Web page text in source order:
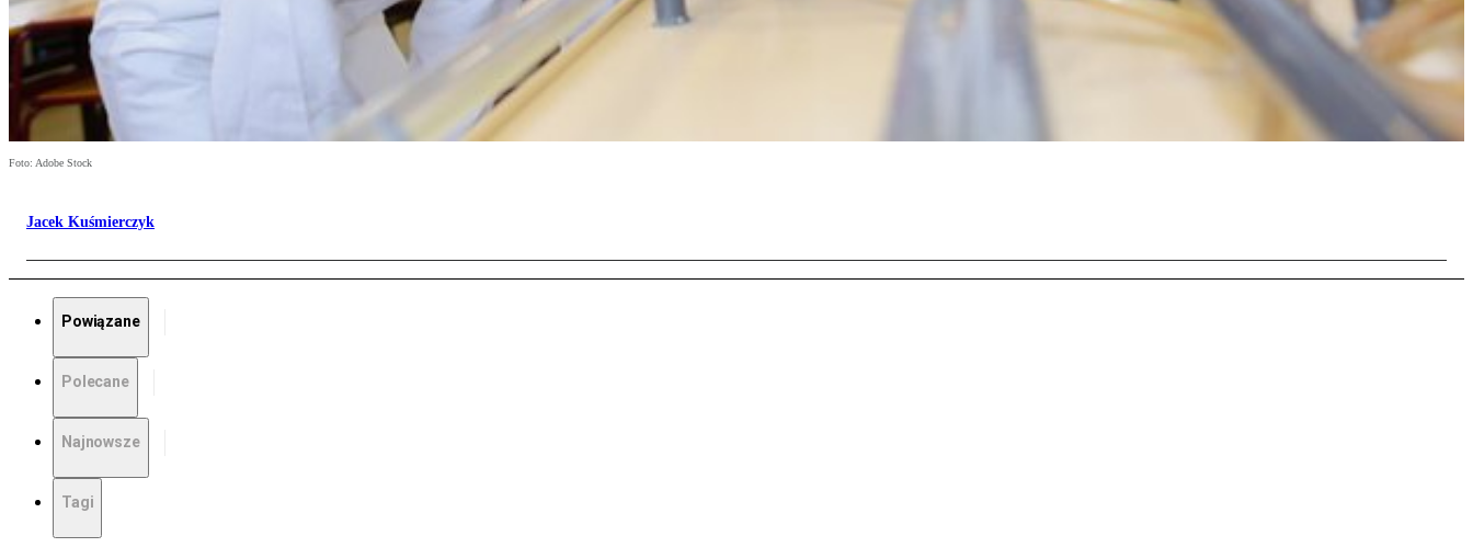
Foto: Adobe Stock
Jacek Kuśmierczyk
Powiązane
Polecane
Najnowsze
Tagi